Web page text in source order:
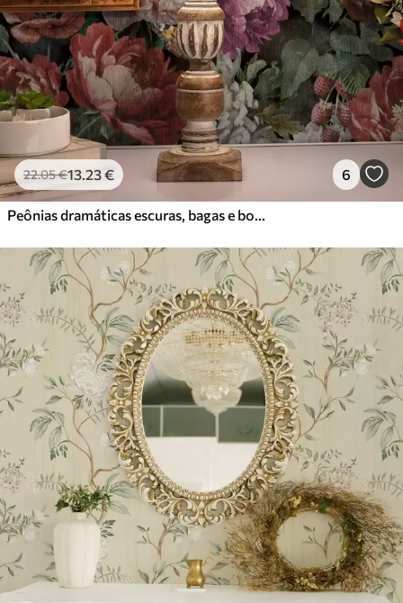
22.05€13.23€ 6
Peônias dramáticas escuras, bagas e borboleta sobre fundo preto